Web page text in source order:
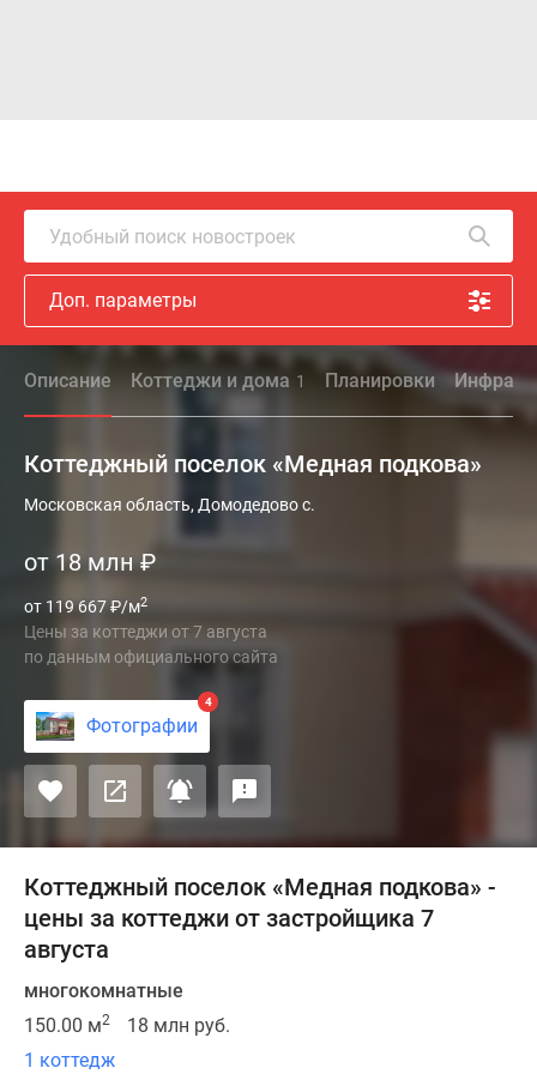
Удобный поиск новостроек
Доп. параметры
Описание Коттеджи и дома 1 Планировки
Коттеджный поселок «Медная подкова»
Проект
Подкова»
компанией
«РосЕвроСити»
2018
году,
коттеджный
поселок
находится
в
южной
части
Подмосковья,
неподалеку
от
Домодедово.
Рядом
Московская область, Домодедово с.
от 18 млн ₽
от 119 667₽/м2
Цены за коттеджи от7 августа
по данным официального сайта
Фотографии
4
Коттеджный поселок «Медная подкова» -
цены за коттеджи от застройщика 7
августа
многокомнатные
150.00 м2
18 млн руб.
1 коттедж